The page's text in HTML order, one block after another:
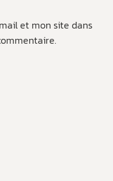
et mon site dans